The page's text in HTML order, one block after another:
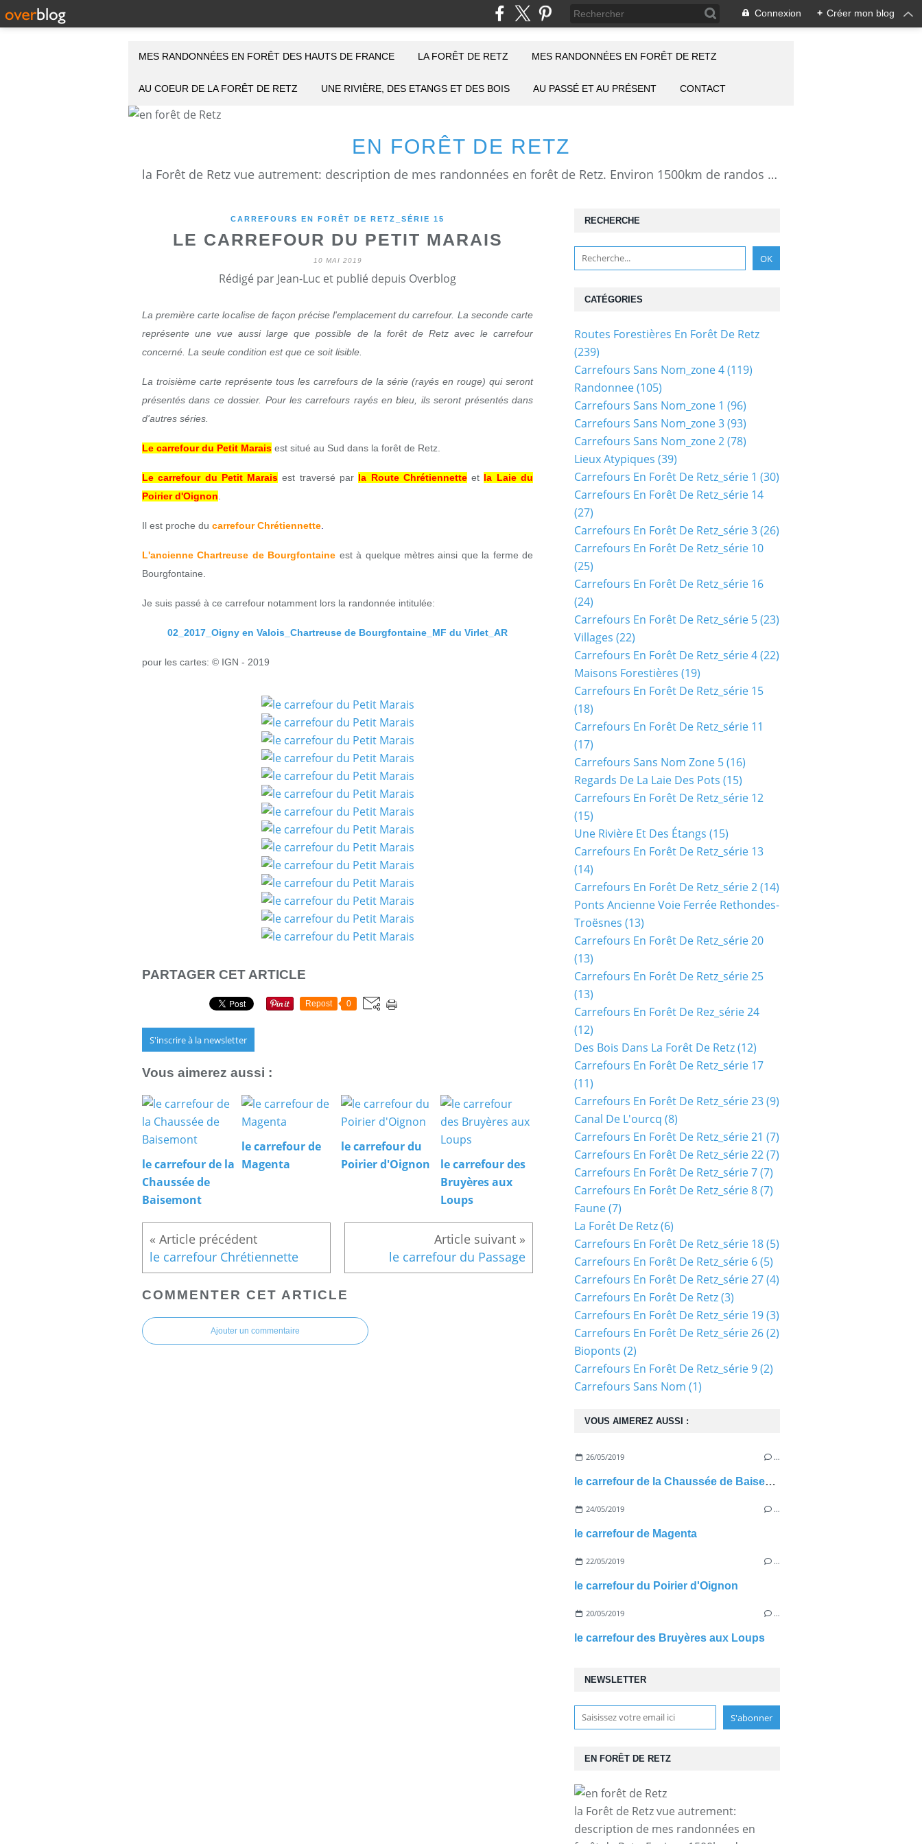
Connexion + Créer mon blog
EN FORÊT DE RETZ
la Forêt de Retz vue autrement: description de mes randonnées en forêt de Retz. Environ 1500km de randos et 25000 photos pour montrer cette forêt magnifique et ses particularités: les lieux atypiques comme la Pierre Clouise, la Cave du Diable, la Pierre Fortière, la Grotte Saint-Antoine ... Mais aussi les 360 carrefours nommés, plus de 100 routes forestières, les étangs, des villages et hameaux
MES RANDONNÉES EN FORÊT DES HAUTS DE FRANCE LA FORÊT DE RETZ MES RANDONNÉES EN FORÊT DE RETZ
AU COEUR DE LA FORÊT DE RETZ UNE RIVIÈRE, DES ETANGS ET DES BOIS AU PASSÉ ET AU PRÉSENT CONTACT
CARREFOURS EN FORÊT DE RETZ_SÉRIE 15
LE CARREFOUR DU PETIT MARAIS
10 MAI 2019
Rédigé par Jean-Luc et publié depuis Overblog
La première carte localise de façon précise l'emplacement du carrefour. La seconde carte
représente une vue aussi large que possible de la forêt de Retz avec le carrefour
concerné. La seule condition est que ce soit lisible.
La troisième carte représente tous les carrefours de la série (rayés en rouge) qui seront
présentés dans ce dossier. Pour les carrefours rayés en bleu, ils seront présentés dans
d'autres séries.
Le carrefour du Petit Marais est situé au Sud dans la forêt de Retz.
Le carrefour du Petit Marais est traversé par la Route Chrétiennetteet la Laie du
Poirier d'Oignon
Il est proche du carrefour Chrétiennette
L'ancienne Chartreuse de Bourgfontaine est à quelque mètres ainsi que la ferme de
Bourgfontaine.
Je suis passé à ce carrefour notamment lors la randonnée intitulée:
02_2017_Oigny en Valois_Chartreuse de Bourgfontaine_MF du Virlet_AR
pour les cartes: © IGN - 2019
PARTAGER CET ARTICLE
Repost 0
S'inscrire à la newsletter
Vous aimerez aussi :
le carrefour de la
Chaussée de
Baisemont
le carrefour de
Magenta
le carrefour du
Poirier d'Oignon
le carrefour des
Bruyères aux
Loups
le carrefour Chrétiennette le carrefour du Passage
COMMENTER CET ARTICLE
Ajouter un commentaire
NEWSLETTER
RECHERCHE
EN FORÊT DE RETZ
la Forêt de Retz vue autrement:
description de mes randonnées en
VOUS AIMEREZ AUSSI :
26/05/2019 …
le carrefour de la Chaussée de Baisemont
24/05/2019 …
le carrefour de Magenta
22/05/2019 …
le carrefour du Poirier d'Oignon
20/05/2019 …
le carrefour des Bruyères aux Loups
CATÉGORIES
Routes Forestières En Forêt De Retz
(239)
Carrefours Sans Nom_zone 4(119)
Randonnee(105)
Carrefours Sans Nom_zone 1 (96)
Carrefours Sans Nom_zone 3(93)
Carrefours Sans Nom_zone 2(78)
Lieux Atypiques (39)
Carrefours En Forêt De Retz_série 1 (30)
Carrefours En Forêt De Retz_série 14
(27)
Carrefours En Forêt De Retz_série 3(26)
Carrefours En Forêt De Retz_série 10
(25)
Carrefours En Forêt De Retz_série 16
(24)
Carrefours En Forêt De Retz_série 5(23)
Villages (22)
Carrefours En Forêt De Retz_série 4(22)
Maisons Forestières (19)
Carrefours En Forêt De Retz_série 15
(18)
Carrefours En Forêt De Retz_série 11
(17)
Carrefours Sans Nom Zone 5(16)
Regards De La Laie Des Pots (15)
Carrefours En Forêt De Retz_série 12
(15)
Une Rivière Et Des Étangs (15)
Carrefours En Forêt De Retz_série 13
(14)
Carrefours En Forêt De Retz_série 2(14)
Ponts Ancienne Voie Ferrée Rethondes-
Troësnes (13)
Carrefours En Forêt De Retz_série 20
(13)
Carrefours En Forêt De Retz_série 25
(13)
Carrefours En Forêt De Rez_série 24
(12)
Des Bois Dans La Forêt De Retz(12)
Carrefours En Forêt De Retz_série 17
(11)
Carrefours En Forêt De Retz_série 23(9)
Canal De L'ourcq (8)
Carrefours En Forêt De Retz_série 21 (7)
Carrefours En Forêt De Retz_série 22(7)
Carrefours En Forêt De Retz_série 7(7)
Carrefours En Forêt De Retz_série 8(7)
Faune(7)
La Forêt De Retz(6)
Carrefours En Forêt De Retz_série 18(5)
Carrefours En Forêt De Retz_série 6(5)
Carrefours En Forêt De Retz_série 27(4)
Carrefours En Forêt De Retz(3)
Carrefours En Forêt De Retz_série 19(3)
Carrefours En Forêt De Retz_série 26(2)
Bioponts (2)
Carrefours En Forêt De Retz_série 9(2)
Carrefours Sans Nom (1)